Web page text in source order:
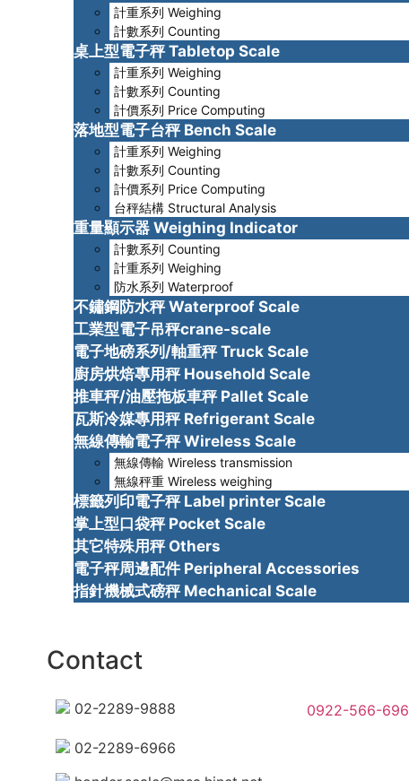
計重系列 Weighing
計數系列 Counting
桌上型電子秤 Tabletop Scale
計重系列 Weighing
計數系列 Counting
計價系列 Price Computing
落地型電子台秤 Bench Scale
計重系列 Weighing
計數系列 Counting
計價系列 Price Computing
台秤結構 Structural Analysis
重量顯示器 Weighing Indicator
計數系列 Counting
計重系列 Weighing
防水系列 Waterproof
不鏽鋼防水秤 Waterproof Scale
工業型電子吊秤crane-scale
電子地磅系列/軸重秤 Truck Scale
廚房烘焙專用秤 Household Scale
推車秤/油壓拖板車秤 Pallet Scale
瓦斯冷媒專用秤 Refrigerant Scale
無線傳輸電子秤 Wireless Scale
無線傳輸 Wireless transmission
無線秤重 Wireless weighing
標籤列印電子秤 Label printer Scale
掌上型口袋秤 Pocket Scale
其它特殊用秤 Others
電子秤周邊配件 Peripheral Accessories
指針機械式磅秤 Mechanical Scale
Contact
02-2289-9888 0922-566-696
02-2289-6966